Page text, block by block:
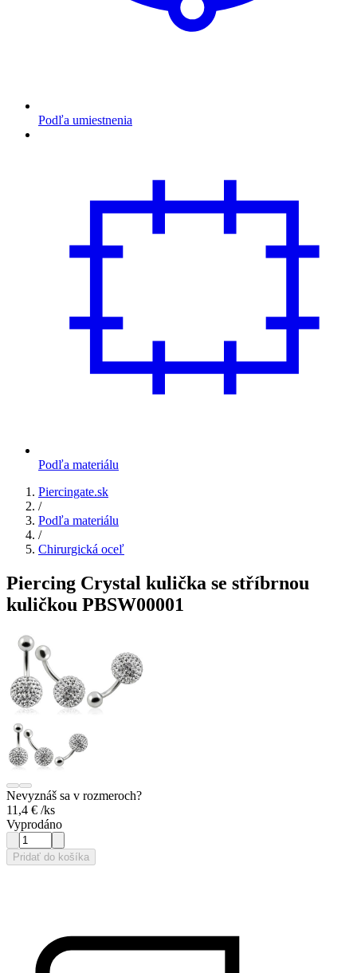
Podľa umiestnenia
Podľa materiálu
Piercingate.sk
/
Podľa materiálu
/
Chirurgická oceľ
Piercing Crystal kulička se stříbrnou
kuličkou PBSW00001
Nevyznáš sa v rozmeroch?
11,4 € /ks
Vyprodáno
Pridať do košíka